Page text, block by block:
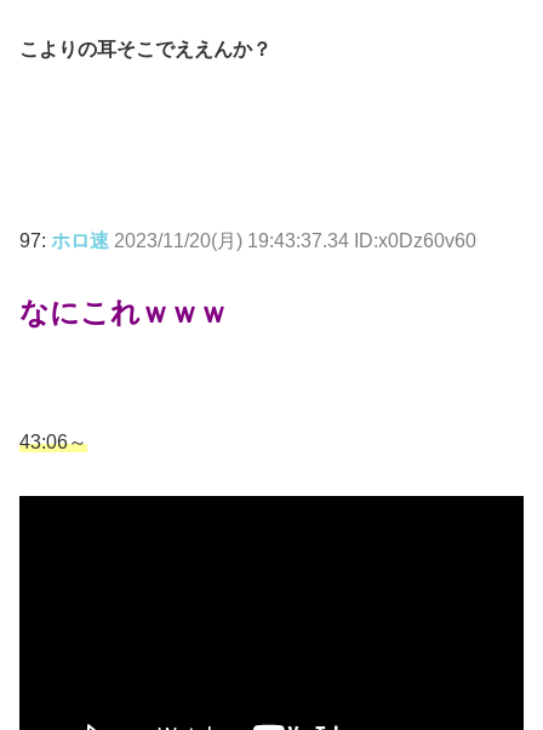
こよりの耳そこでええんか？
97: ホロ速 2023/11/20(月) 19:43:37.34 ID:x0Dz60v60
なにこれｗｗｗ
43:06～